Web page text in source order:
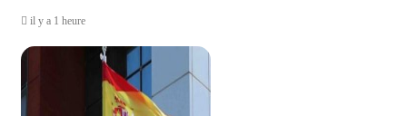
il y a 1 heure